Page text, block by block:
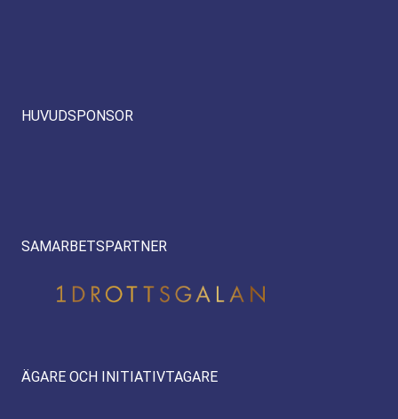
HUVUDSPONSOR
SAMARBETSPARTNER
ÄGARE OCH INITIATIVTAGARE